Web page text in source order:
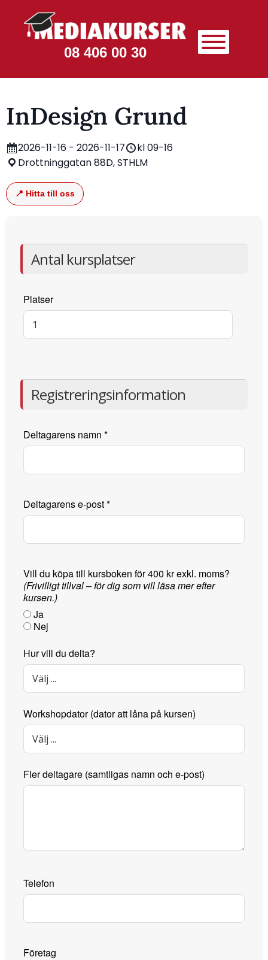
08 406 00 30
InDesign Grund
2026-11-16 - 2026-11-17
kl 09-16
Drottninggatan 88D, STHLM
📍 Hitta till oss
Antal kursplatser
Platser
Registreringsinformation
Deltagarens namn *
Deltagarens e-post*
Vill du köpa till kursboken för 400 kr exkl. moms?
(Frivilligt tillval – för dig som vill läsa mer efter
kursen.)
Ja
Nej
Hur vill du delta?
Workshopdator (dator att låna på kursen)
Fler deltagare (samtligas namn och e-post)
Telefon
Företag